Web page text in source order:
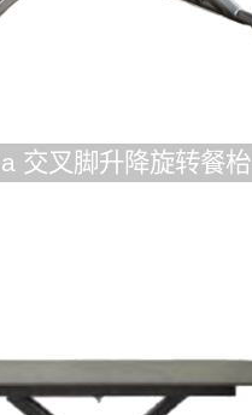
交叉脚升降旋转餐枱